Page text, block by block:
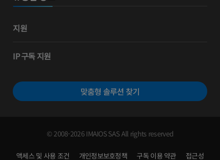
지원
IP 구독 지원
맞춤형 솔루션 찾기
© 2008-2026 IMAIOS SAS All rights reserved
액세스 및 사용 조건 개인정보보호정책 구독 이용 약관 접근성